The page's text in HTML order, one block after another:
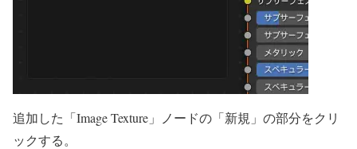
追加した「Image Texture」ノードの「新規」の部分をクリ
ックする。